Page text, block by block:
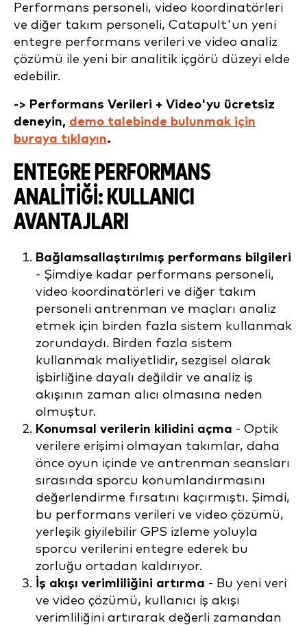
Performans personeli, video koordinatörleri
ve diğer takım personeli, Catapult'un yeni
entegre performans verileri ve video analiz
çözümü ile yeni bir analitik içgörü düzeyi elde
edebilir.
-> Performans Verileri + Video'yu ücretsiz
deneyin, demo talebinde bulunmak için
buraya tıklayın.
ENTEGRE PERFORMANS
ANALITIĞI: KULLANICI
AVANTAJLARI
Bağlamsallaştırılmış performans bilgileri
- Şimdiye kadar performans personeli,
video koordinatörleri ve diğer takım
personeli antrenman ve maçları analiz
etmek için birden fazla sistem kullanmak
zorundaydı. Birden fazla sistem
kullanmak maliyetlidir, sezgisel olarak
işbirliğine dayalı değildir ve analiz iş
akışının zaman alıcı olmasına neden
olmuştur.
Konumsal verilerin kilidini açma - Optik
verilere erişimi olmayan takımlar, daha
önce oyun içinde ve antrenman seansları
sırasında sporcu konumlandırmasını
değerlendirme fırsatını kaçırmıştı. Şimdi,
bu performans verileri ve video çözümü,
yerleşik giyilebilir GPS izleme yoluyla
sporcu verilerini entegre ederek bu
zorluğu ortadan kaldırıyor.
İş akışı verimliliğini artırma - Bu yeni veri
ve video çözümü, kullanıcı iş akışı
verimliliğini artırarak değerli zamandan